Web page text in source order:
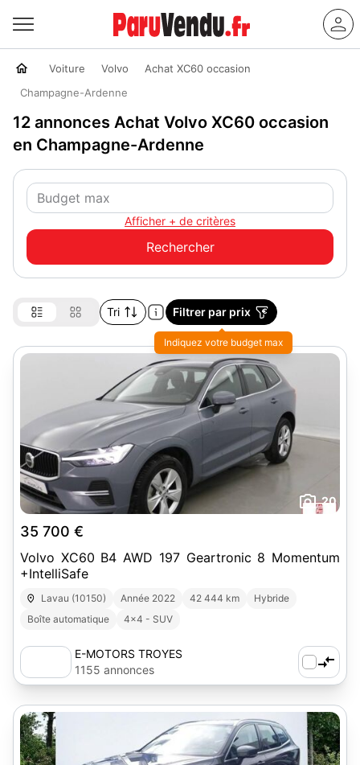
Voiture Volvo
Achat XC60 occasion
Champagne-Ardenne
12 annonces Achat Volvo XC60 occasion
en Champagne-Ardenne
Afficher + de critères
Tri Filtrer par prix
20
35 700 €
Volvo XC60 B4 AWD 197 Geartronic 8 Momentum
+IntelliSafe
Lavau (10150) Année 2022 42 444 km
Hybride
Boîte automatique
4x4 - SUV
E-MOTORS TROYES
1155 annonces